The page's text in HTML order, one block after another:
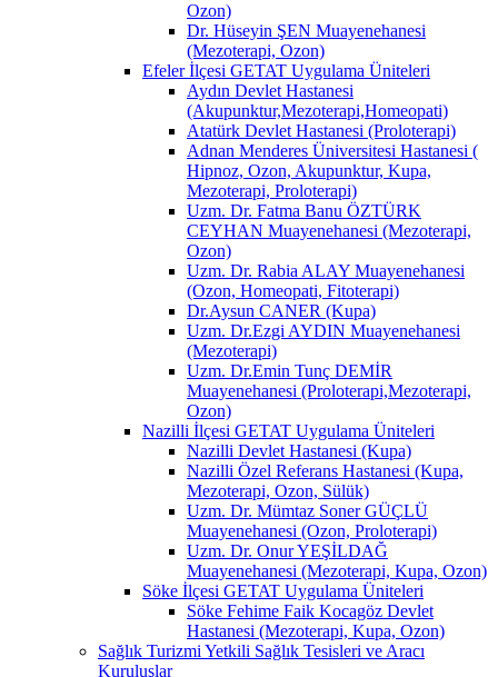
Ozon)
Dr. Hüseyin ŞEN Muayenehanesi
(Mezoterapi, Ozon)
Efeler İlçesi GETAT Uygulama Üniteleri
Aydın Devlet Hastanesi
(Akupunktur,Mezoterapi,Homeopati)
Atatürk Devlet Hastanesi (Proloterapi)
Adnan Menderes Üniversitesi Hastanesi (
Hipnoz, Ozon, Akupunktur, Kupa,
Mezoterapi, Proloterapi)
Uzm. Dr. Fatma Banu ÖZTÜRK
CEYHAN Muayenehanesi (Mezoterapi,
Ozon)
Uzm. Dr. Rabia ALAY Muayenehanesi
(Ozon, Homeopati, Fitoterapi)
Dr.Aysun CANER (Kupa)
Uzm. Dr.Ezgi AYDIN Muayenehanesi
(Mezoterapi)
Uzm. Dr.Emin Tunç DEMİR
Muayenehanesi (Proloterapi,Mezoterapi,
Ozon)
Nazilli İlçesi GETAT Uygulama Üniteleri
Nazilli Devlet Hastanesi (Kupa)
Nazilli Özel Referans Hastanesi (Kupa,
Mezoterapi, Ozon, Sülük)
Uzm. Dr. Mümtaz Soner GÜÇLÜ
Muayenehanesi (Ozon, Proloterapi)
Uzm. Dr. Onur YEŞİLDAĞ
Muayenehanesi (Mezoterapi, Kupa, Ozon)
Söke İlçesi GETAT Uygulama Üniteleri
Söke Fehime Faik Kocagöz Devlet
Hastanesi (Mezoterapi, Kupa, Ozon)
Sağlık Turizmi Yetkili Sağlık Tesisleri ve Aracı
Kuruluşlar